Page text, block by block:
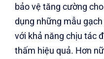
bảo vệ tăng cường
dụng những mẫu
với khả năng chịu tác
thấm hiệu quả. Hơn